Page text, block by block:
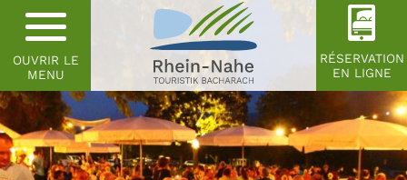
OUVRIR LE
MENU
RÉSERVATION
EN LIGNE